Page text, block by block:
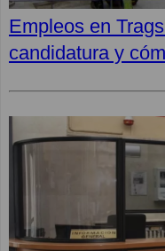
Empleos en
candidatura y